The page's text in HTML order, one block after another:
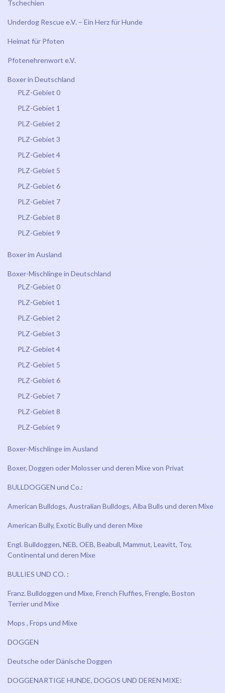
Tschechien
Underdog Rescue e.V. – Ein Herz für Hunde
Heimat für Pfoten
Pfotenehrenwort e.V.
Boxer in Deutschland
PLZ-Gebiet 0
PLZ-Gebiet 1
PLZ-Gebiet 2
PLZ-Gebiet 3
PLZ-Gebiet 4
PLZ-Gebiet 5
PLZ-Gebiet 6
PLZ-Gebiet 7
PLZ-Gebiet 8
PLZ-Gebiet 9
Boxer im Ausland
Boxer-Mischlinge in Deutschland
PLZ-Gebiet 0
PLZ-Gebiet 1
PLZ-Gebiet 2
PLZ-Gebiet 3
PLZ-Gebiet 4
PLZ-Gebiet 5
PLZ-Gebiet 6
PLZ-Gebiet 7
PLZ-Gebiet 8
PLZ-Gebiet 9
Boxer-Mischlinge im Ausland
Boxer, Doggen oder Molosser und deren Mixe von Privat
BULLDOGGEN und Co.:
American Bulldogs, Australian Bulldogs, Alba Bulls und deren Mixe
American Bully, Exotic Bully und deren Mixe
Engl. Bulldoggen, NEB, OEB, Beabull, Mammut, Leavitt, Toy,
Continental und deren Mixe
BULLIES UND CO. :
Franz. Bulldoggen und Mixe, French Fluffies, Frengle, Boston
Terrier und Mixe
Mops , Frops und Mixe
DOGGEN
Deutsche oder Dänische Doggen
DOGGENARTIGE HUNDE, DOGOS UND DEREN MIXE: